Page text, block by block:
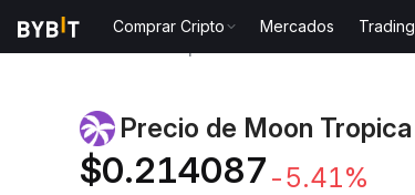
Comprar Cripto Mercados Trading
Precio de Moon Tropica
$0.214087 -5.41%